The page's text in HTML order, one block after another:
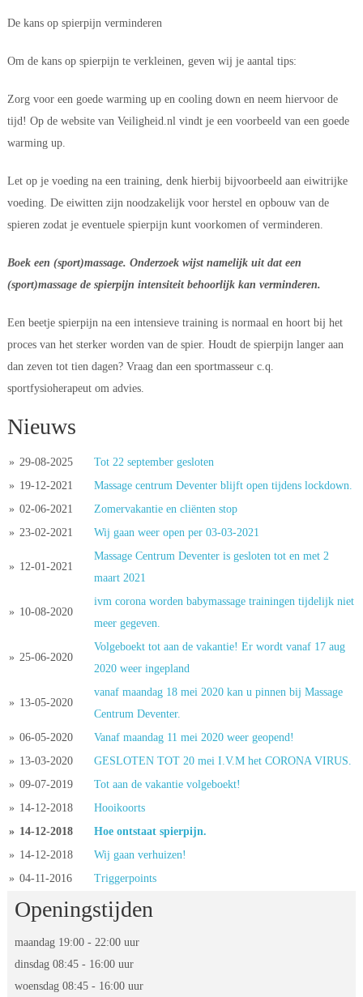
De kans op spierpijn verminderen
Om de kans op spierpijn te verkleinen, geven wij je aantal tips:
Zorg voor een goede warming up en cooling down en neem hiervoor de
tijd! Op de website van Veiligheid.nl vindt je een voorbeeld van een goede
warming up.
Let op je voeding na een training, denk hierbij bijvoorbeeld aan eiwitrijke
voeding. De eiwitten zijn noodzakelijk voor herstel en opbouw van de
spieren zodat je eventuele spierpijn kunt voorkomen of verminderen.
Boek een (sport)massage. Onderzoek wijst namelijk uit dat een
(sport)massage de spierpijn intensiteit behoorlijk kan verminderen.
Een beetje spierpijn na een intensieve training is normaal en hoort bij het
proces van het sterker worden van de spier. Houdt de spierpijn langer aan
dan zeven tot tien dagen? Vraag dan een sportmasseur c.q.
sportfysioherapeut om advies.
Nieuws
» 29-08-2025
Tot 22 september gesloten
» 19-12-2021
Massage centrum Deventer blijft open tijdens lockdown.
» 02-06-2021
Zomervakantie en cliënten stop
» 23-02-2021 Wij gaan weer open per 03-03-2021
» 12-01-2021
Massage Centrum Deventer is gesloten tot en met 2
maart 2021
» 10-08-2020
ivm corona worden babymassage trainingen tijdelijk niet
meer gegeven.
» 25-06-2020
Volgeboekt tot aan de vakantie! Er wordt vanaf 17 aug
2020 weer ingepland
» 13-05-2020
vanaf maandag 18 mei 2020 kan u pinnen bij Massage
Centrum Deventer.
» 06-05-2020
Vanaf maandag 11 mei 2020 weer geopend!
» 13-03-2020
GESLOTEN TOT 20 mei I.V.M het CORONA VIRUS.
» 09-07-2019
Tot aan de vakantie volgeboekt!
» 14-12-2018
Hooikoorts
» 14-12-2018
Hoe ontstaat spierpijn.
» 14-12-2018
Wij gaan verhuizen!
» 04-11-2016 Triggerpoints
Openingstijden
maandag 19:00 - 22:00 uur
dinsdag 08:45 - 16:00 uur
woensdag 08:45 - 16:00 uur